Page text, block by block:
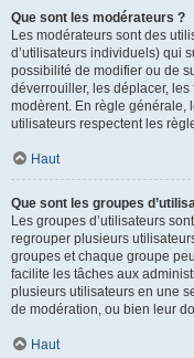
Que sont les modérateurs ?
Les modérateurs sont des
d’utilisateurs individuels) qui
possibilité de modifier ou de
déverrouiller, les déplacer,
modèrent. En règle générale,
utilisateurs respectent les
Haut
Que sont les groupes
Les groupes d’utilisateurs
regrouper plusieurs
groupes et chaque groupe
facilite les tâches aux
plusieurs utilisateurs en une
de modération, ou bien leur
Haut